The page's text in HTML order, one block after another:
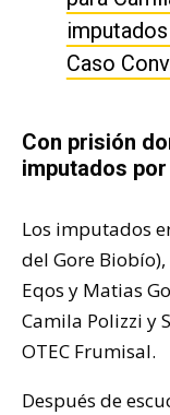
Caso
Con prisión
imputados
Los imputados
del Gore
Eqos y Matias
Camila Polizzi y
OTEC Frumisal.
Después de